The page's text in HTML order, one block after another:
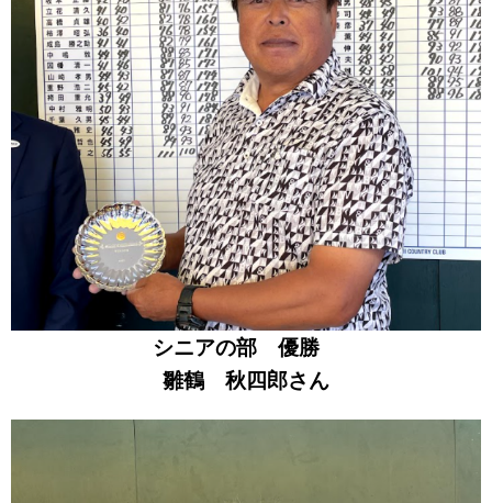
シニアの部 優勝
雛鶴 秋四郎さん